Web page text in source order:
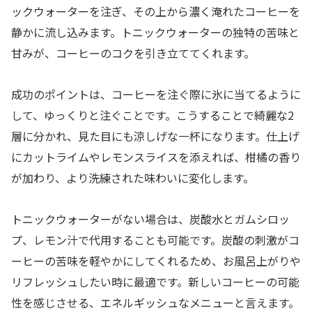
ックウォーターを注ぎ、その上から濃く淹れたコーヒーを
静かに流し込みます。トニックウォーターの独特の苦味と
甘みが、コーヒーのコクを引き立ててくれます。
成功のポイントは、コーヒーを注ぐ際に氷に当てるように
して、ゆっくりと注ぐことです。こうすることで綺麗な2
層に分かれ、見た目にも涼しげな一杯になります。仕上げ
にカットライムやレモンスライスを添えれば、柑橘の香り
が加わり、より洗練された味わいに変化します。
トニックウォーターがない場合は、炭酸水とガムシロッ
プ、レモン汁で代用することも可能です。炭酸の刺激がコ
ーヒーの苦味を軽やかにしてくれるため、お風呂上がりや
リフレッシュしたい時に最適です。新しいコーヒーの可能
性を感じさせる、エネルギッシュなメニューと言えます。